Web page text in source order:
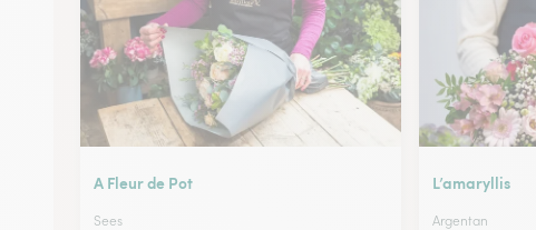
A Fleur de Pot
Sees
L’amaryllis
Argentan